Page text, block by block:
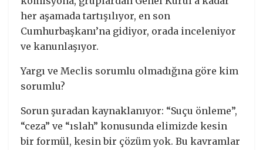
her aşamada tartışılıyor, en son
Cumhurbaşkanı’na gidiyor, orada inceleniyor
ve kanunlaşıyor.
Yargı ve Meclis sorumlu olmadığına göre kim
sorumlu?
Sorun şuradan kaynaklanıyor: “Suçu önleme”,
“ceza” ve “ıslah” konusunda elimizde kesin
bir formül, kesin bir çözüm yok. Bu kavramlar